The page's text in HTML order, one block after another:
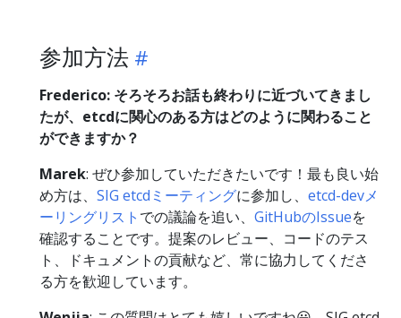
参加方法
Frederico: そろそろお話も終わりに近づいてきまし
たが、etcdに関心のある方はどのように関わること
ができますか？
Marek: ぜひ参加していただきたいです！最も良い始
め方は、 SIG etcdミーティングに参加し、 etcd-devメ
ーリングリスト での議論を追い、 GitHubのIssueを
確認することです。提案のレビュー、コードのテス
ト、ドキュメントの貢献など、常に協力してくださ
る方を歓迎しています。